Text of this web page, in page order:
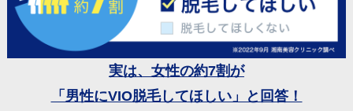
実は、女性の約7割が
「男性にVIO脱毛してほしい」と回答！